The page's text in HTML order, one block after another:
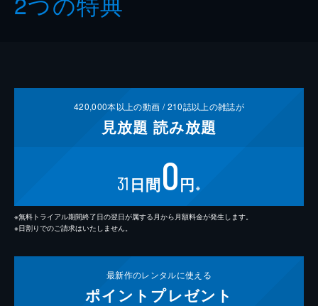
420,000本以上の動画 /210誌以上の雑誌が
見放題 読み放題
31 日間0円 ※
※無料トライアル期間終了日の翌日が属する月から月額料金が発生します。
※日割りでのご請求はいたしません。
最新作のレンタルに使える
ポイント プレゼント